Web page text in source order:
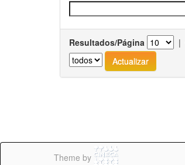
Resultados/Página |
Theme by